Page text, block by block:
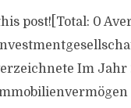
post![Total: 0
Im Jahr